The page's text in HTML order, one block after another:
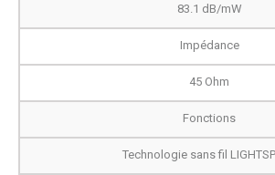
83.1 dB/mW
Impédance
45 Ohm
Fonctions
Technologie sans fil